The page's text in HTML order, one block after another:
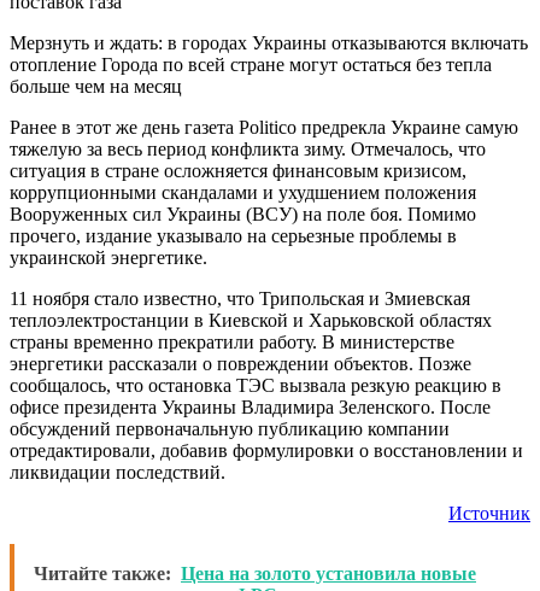
Мерзнуть и ждать: в городах Украины отказываются включать
отопление Города по всей стране могут остаться без тепла
больше чем на месяц
Ранее в этот же день газета Politico предрекла Украине самую
тяжелую за весь период конфликта зиму. Отмечалось, что
ситуация в стране осложняется финансовым кризисом,
коррупционными скандалами и ухудшением положения
Вооруженных сил Украины (ВСУ) на поле боя. Помимо
прочего, издание указывало на серьезные проблемы в
украинской энергетике.
11 ноября стало известно, что Трипольская и Змиевская
теплоэлектростанции в Киевской и Харьковской областях
страны временно прекратили работу. В министерстве
энергетики рассказали о повреждении объектов. Позже
сообщалось, что остановка ТЭС вызвала резкую реакцию в
офисе президента Украины Владимира Зеленского. После
обсуждений первоначальную публикацию компании
отредактировали, добавив формулировки о восстановлении и
ликвидации последствий.
Источник
Читайте также: Цена на золото установила новые